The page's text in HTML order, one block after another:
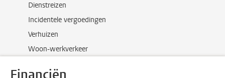
Dienstreizen
Incidentele vergoedingen
Verhuizen
Woon-werkverkeer